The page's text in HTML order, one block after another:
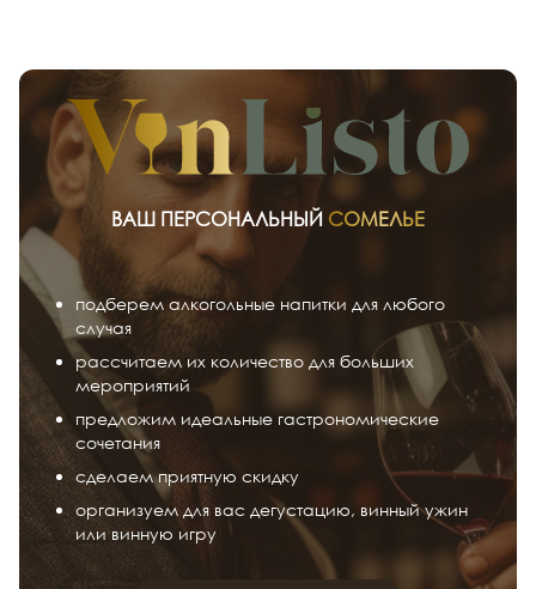
ВАШ ПЕРСОНАЛЬНЫЙ СОМЕЛЬЕ
подберем алкогольные напитки для любого
случая
рассчитаем их количество для больших
мероприятий
предложим идеальные гастрономические
сочетания
сделаем приятную скидку
организуем для вас дегустацию, винный ужин
или винную игру